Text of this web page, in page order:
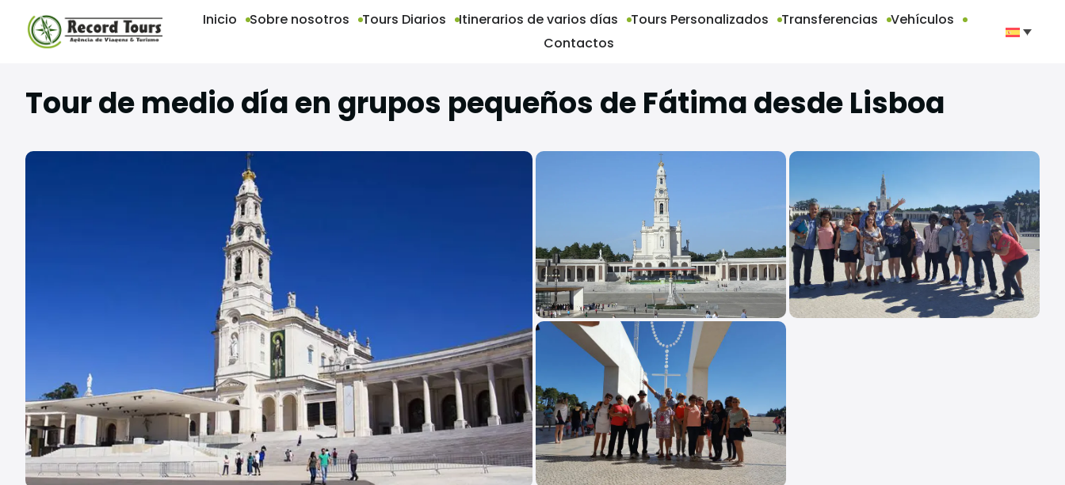
Inicio Sobre nosotros Tours Diarios Itinerarios de varios días Tours Personalizados Transferencias
Vehículos
Contactos
Tour de medio día en grupos pequeños de Fátima desde Lisboa